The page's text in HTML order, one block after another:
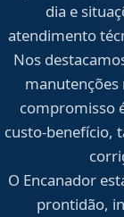
dia e
atendimento
Nos
manutenções
compromisso
custo-benefício,
O Encanador
prontidão,